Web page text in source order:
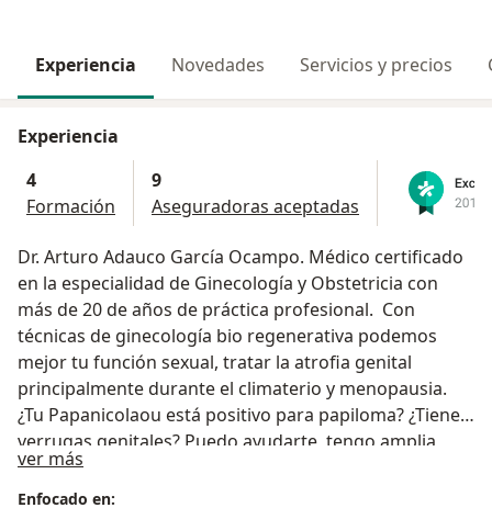
Experiencia Novedades Servicios y precios
Experiencia
4
Formación
9
Aseguradoras aceptadas
Dr. Arturo Adauco García Ocampo. Médico certificado
en la especialidad de Ginecología y Obstetricia con
más de 20 de años de práctica profesional. Con
técnicas de ginecología bio regenerativa podemos
mejor tu función sexual, tratar la atrofia genital
principalmente durante el climaterio y menopausia.
¿Tu Papanicolaou está positivo para papiloma? ¿Tienes
verrugas genitales? Puedo ayudarte, tengo amplia
experiencia en el diagnóstico y tratamiento de lesiones
genitales por virus del papiloma humano como
ver más
Enfocado en: